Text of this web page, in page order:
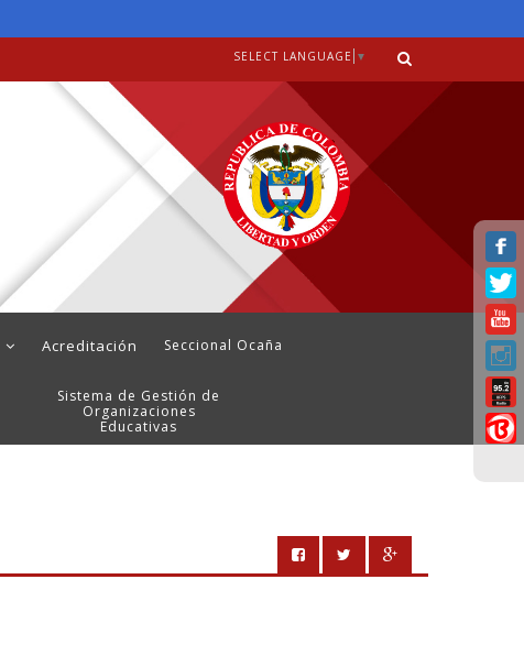
SELECT LANGUAGE ▼
Acreditación Seccional Ocaña
Sistema de Gestión de
Organizaciones
Educativas